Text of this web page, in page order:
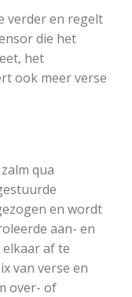
verder en regelt
die het
het
ook meer verse
qua
en wordt
aan- en
af te
van verse en
over- of